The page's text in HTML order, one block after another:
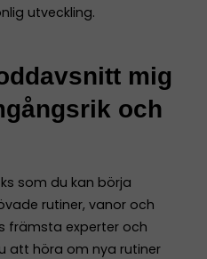
utveckling.
mig
och
som du kan börja
rutiner, vanor och
främsta experter och
att höra om nya rutiner